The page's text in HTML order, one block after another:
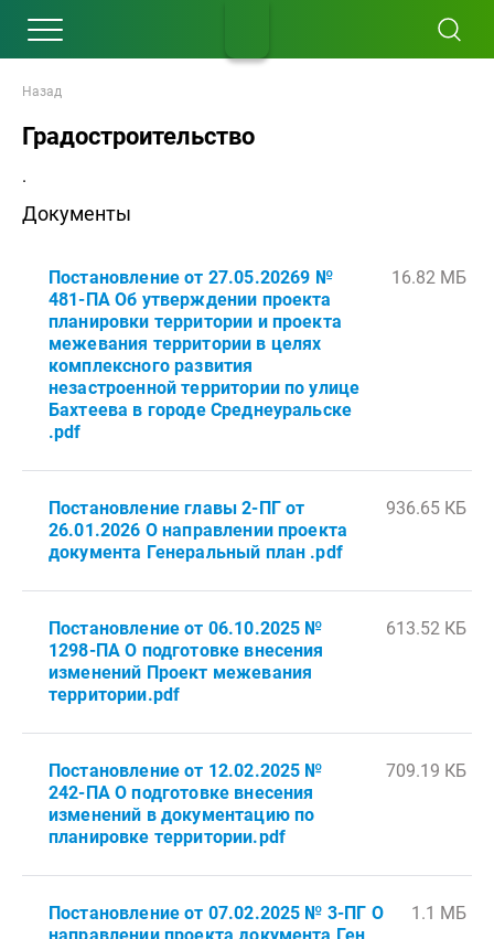
Назад
Градостроительство
.
Документы
Постановление от 27.05.20269 №
481-ПА Об утверждении проекта
планировки территории и проекта
межевания территории в целях
комплексного развития
незастроенной территории по улице
Бахтеева в городе Среднеуральске
.pdf
16.82 МБ
Постановление главы 2-ПГ от
26.01.2026 О направлении проекта
документа Генеральный план .pdf
936.65 КБ
Постановление от 06.10.2025 №
1298-ПА О подготовке внесения
изменений Проект межевания
территории.pdf
613.52 КБ
Постановление от 12.02.2025 №
242-ПА О подготовке внесения
изменений в документацию по
планировке территории.pdf
709.19 КБ
Постановление от 07.02.2025 № 3-ПГ О
1.1 МБ